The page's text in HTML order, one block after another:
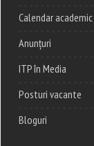
Calendar academic
Anunțuri
ITP în Media
Posturi vacante
Bloguri